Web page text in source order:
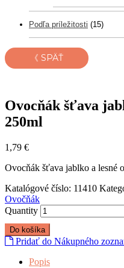
Podľa príležitosti (15)
《 SPÄŤ
Ovocňák šťava
250ml
1,79 €
Ovocňák šťava jablko a lesné
Katalógové číslo: 11410
Ovočňák
Quantity
Do košíka
Pridať do Nákupného
Popis